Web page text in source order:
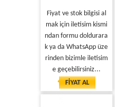
Fiyat ve stok bilgisi al
mak için iletisim kismi
ndan formu doldurara
k ya da WhatsApp üze
rinden bizimle iletisim
e geçebilirsiniz...
FİYAT AL